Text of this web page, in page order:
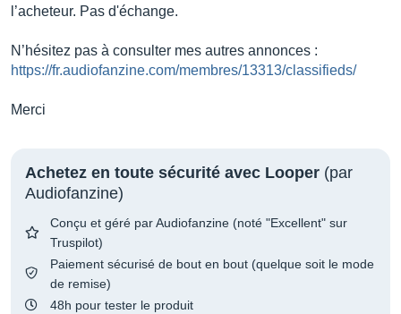
l’acheteur. Pas d'échange.
N’hésitez pas à consulter mes autres annonces :
https://fr.audiofanzine.com/membres/13313/classifieds/
Merci
Achetez en toute sécurité avec Looper (par
Audiofanzine)
Conçu et géré par Audiofanzine (noté "Excellent" sur
Truspilot)
Paiement sécurisé de bout en bout (quelque soit le mode
de remise)
48h pour tester le produit